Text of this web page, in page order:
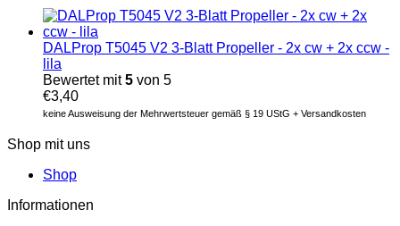
DALProp T5045 V2 3-Blatt Propeller - 2x cw + 2x ccw -
lila
Bewertet mit5 von 5
€3,40
keine Ausweisung der Mehrwertsteuer gemäß § 19 UStG + Versandkosten
Shop mit uns
Shop
Informationen